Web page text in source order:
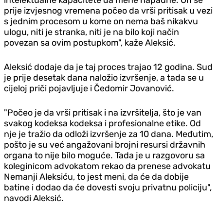
prije izvjesnog vremena počeo da vrši pritisak u vezi
s jednim procesom u kome on nema baš nikakvu
ulogu, niti je stranka, niti je na bilo koji način
povezan sa ovim postupkom", kaže Aleksić.
Aleksić dodaje da je taj proces trajao 12 godina. Sud
je prije desetak dana naložio izvršenje, a tada se u
cijeloj priči pojavljuje i Čedomir Jovanović.
"Počeo je da vrši pritisak i na izvršitelja, što je van
svakog kodeksa kodeksa i profesionalne etike. Od
nje je tražio da odloži izvršenje za 10 dana. Međutim,
pošto je su već angažovani brojni resursi državnih
organa to nije bilo moguće. Tada je u razgovoru sa
koleginicom advokatom rekao da prenese advokatu
Nemanji Aleksiću, to jest meni, da će da dobije
batine i dodao da će dovesti svoju privatnu policiju",
navodi Aleksić.